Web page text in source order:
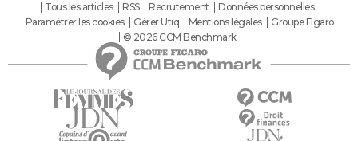
Tous les articles
RSS Recrutement
Données personnelles
Paramétrer les cookies
Gérer Utiq Mentions légales
Groupe Figaro
© 2026 CCM Benchmark